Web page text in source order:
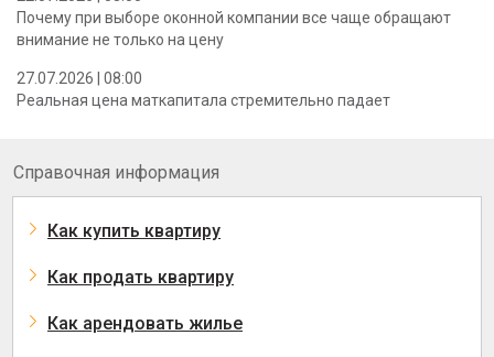
Почему при выборе оконной компании все чаще обращают
внимание не только на цену
27.07.2026 | 08:00
Реальная цена маткапитала стремительно падает
Справочная информация
Как купить квартиру
Как продать квартиру
Как арендовать жилье